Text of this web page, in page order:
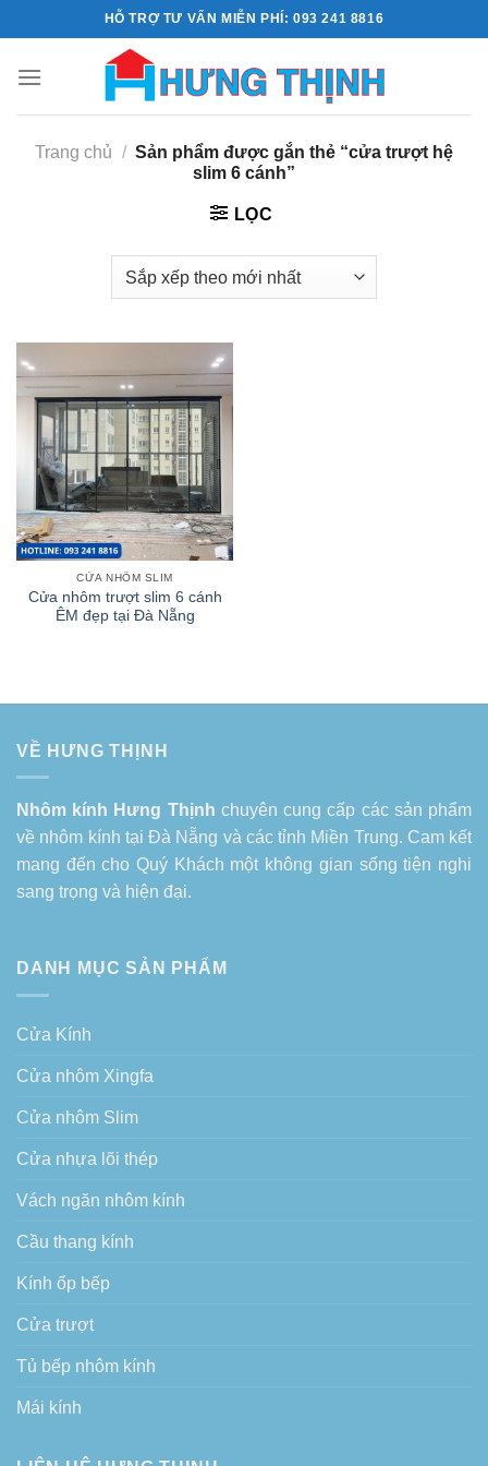
to
content
HỖ TRỢ TƯ VẤN MIỄN PHÍ: 093 241 8816
Trang chủ / Sản phẩm được gắn thẻ “cửa trượt hệ
slim 6 cánh”
LỌC
CỬA NHÔM SLIM
Cửa nhôm trượt slim 6 cánh
ÊM đẹp tại Đà Nẵng
VỀ HƯNG THỊNH
Nhôm kính Hưng Thịnh chuyên cung cấp các sản phẩm
về nhôm kính tại Đà Nẵng và các tỉnh Miền Trung. Cam kết
mang đến cho Quý Khách một không gian sống tiện nghi
sang trọng và hiện đại.
DANH MỤC SẢN PHẨM
Cửa Kính
Cửa nhôm Xingfa
Cửa nhôm Slim
Cửa nhựa lõi thép
Vách ngăn nhôm kính
Cầu thang kính
Kính ốp bếp
Cửa trượt
Tủ bếp nhôm kính
Mái kính